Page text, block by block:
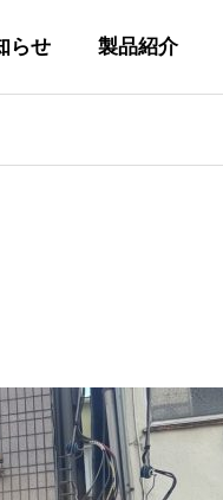
らせ 製品紹介
私たちの取り組み
INITIATIVES